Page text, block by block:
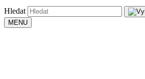
Hledat
MENU